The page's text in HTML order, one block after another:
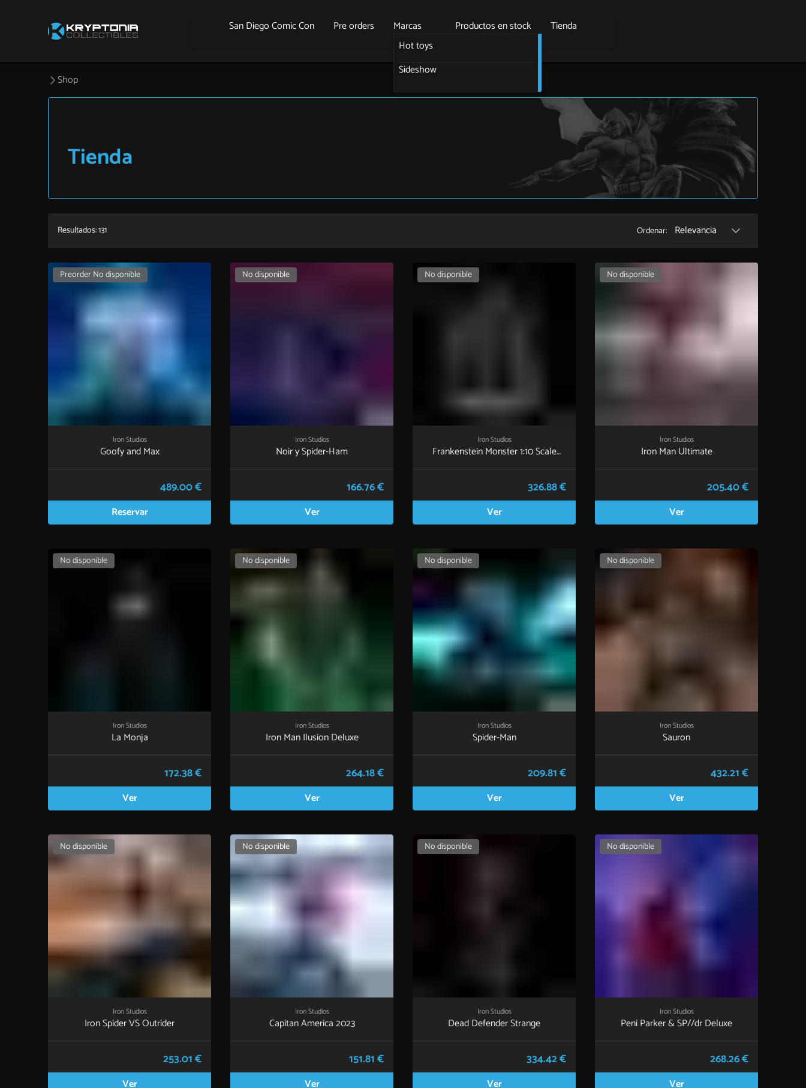
San Diego Comic Con Pre orders
Marcas
Hot toys
Sideshow
Productos en stock Tienda
Shop
Tienda
Resultados: 131 Ordenar: Relevancia
Preorder No disponible
Iron Studios
Goofy and Max
489.00 €
Reservar
No disponible
Iron Studios
Noir y Spider-Ham
166.76 €
Ver
No disponible
Iron Studios
Frankenstein Monster 1:10 Scale
Statue
326.88 €
Ver
No disponible
Iron Studios
Iron Man Ultimate
205.40 €
Ver
No disponible
Iron Studios
La Monja
172.38 €
Ver
No disponible
Iron Studios
Iron Man Ilusion Deluxe
264.18 €
Ver
No disponible
Iron Studios
Spider-Man
209.81 €
Ver
No disponible
Iron Studios
Sauron
432.21 €
Ver
No disponible
Iron Studios
Iron Spider VS Outrider
253.01 €
Ver
No disponible
Iron Studios
Capitan America 2023
151.81 €
Ver
No disponible
Iron Studios
Dead Defender Strange
334.42 €
Ver
No disponible
Iron Studios
Peni Parker & SP//dr Deluxe
268.26 €
Ver